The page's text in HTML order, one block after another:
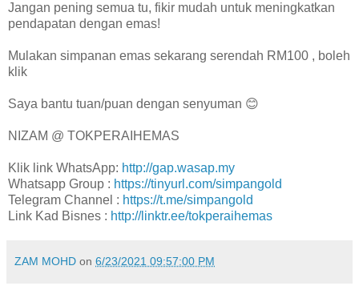
Jangan pening semua tu, fikir mudah untuk meningkatkan
pendapatan dengan emas!
Mulakan simpanan emas sekarang serendah RM100 , boleh
klik
Saya bantu tuan/puan dengan senyuman 😊
NIZAM @ TOKPERAIHEMAS
Klik link WhatsApp: http://gap.wasap.my
Whatsapp Group : https://tinyurl.com/simpangold
Telegram Channel : https://t.me/simpangold
Link Kad Bisnes : http://linktr.ee/tokperaihemas
ZAM MOHD on 6/23/2021 09:57:00 PM